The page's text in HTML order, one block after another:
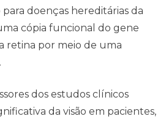
doenças hereditárias da
cópia funcional do gene
retina por meio de uma
dos estudos clínicos
da visão em pacientes,